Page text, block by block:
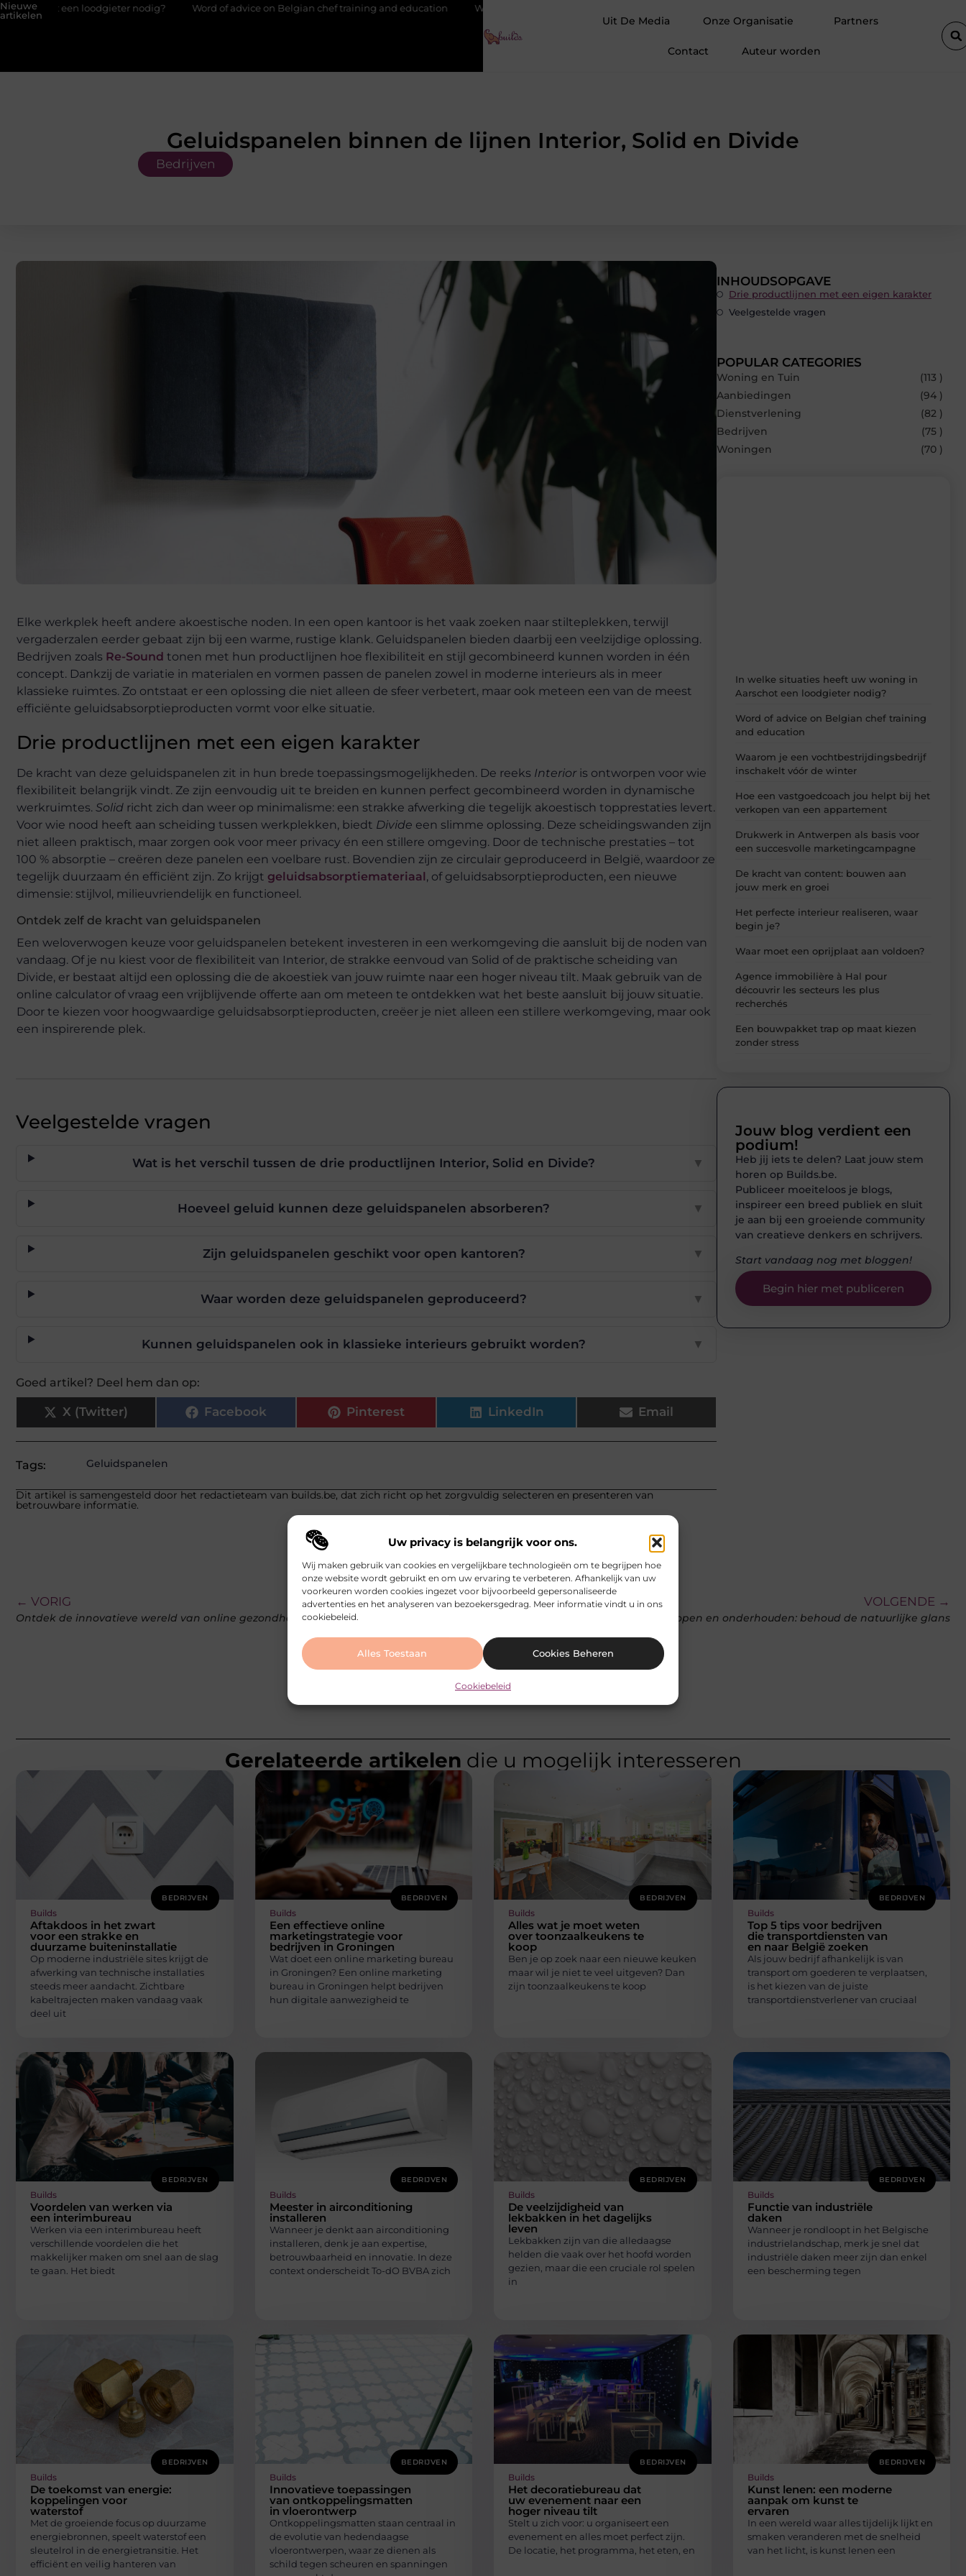
Uw privacy is belangrijk voor ons.
Wij maken gebruik van cookies en vergelijkbare technologieën om te begrijpen hoe
onze website wordt gebruikt en om uw ervaring te verbeteren. Afhankelijk van uw
voorkeuren worden cookies ingezet voor bijvoorbeeld gepersonaliseerde
advertenties en het analyseren van bezoekersgedrag. Meer informatie vindt u in ons
cookiebeleid.
Alles Toestaan Cookies Beheren
Cookiebeleid
Nieuwe
artikelen
nodig? Word of advice on Belgian chef training and education Waarom je een vochtbestrijdingsbedrijf inschakelt vóór de winter
Uit De Media Onze Organisatie Partners
Contact Auteur worden
Geluidspanelen binnen de lijnen Interior, Solid en Divide
Bedrijven
Elke werkplek heeft andere akoestische noden. In een open kantoor is het vaak zoeken naar stilteplekken, terwijl
vergaderzalen eerder gebaat zijn bij een warme, rustige klank. Geluidspanelen bieden daarbij een veelzijdige oplossing.
Bedrijven zoals Re-Sound tonen met hun productlijnen hoe flexibiliteit en stijl gecombineerd kunnen worden in één
concept. Dankzij de variatie in materialen en vormen passen de panelen zowel in moderne interieurs als in meer
klassieke ruimtes. Zo ontstaat er een oplossing die niet alleen de sfeer verbetert, maar ook meteen een van de meest
efficiënte geluidsabsorptieproducten vormt voor elke situatie.
Drie productlijnen met een eigen karakter
De kracht van deze geluidspanelen zit in hun brede toepassingsmogelijkheden. De reeks Interior is ontworpen voor wie
flexibiliteit belangrijk vindt. Ze zijn eenvoudig uit te breiden en kunnen perfect gecombineerd worden in dynamische
werkruimtes. Solid richt zich dan weer op minimalisme: een strakke afwerking die tegelijk akoestisch topprestaties levert.
Voor wie nood heeft aan scheiding tussen werkplekken, biedt Divide een slimme oplossing. Deze scheidingswanden zijn
niet alleen praktisch, maar zorgen ook voor meer privacy én een stillere omgeving. Door de technische prestaties – tot
100 % absorptie – creëren deze panelen een voelbare rust. Bovendien zijn ze circulair geproduceerd in België, waardoor ze
tegelijk duurzaam én efficiënt zijn. Zo krijgt geluidsabsorptiemateriaal, of geluidsabsorptieproducten, een nieuwe
dimensie: stijlvol, milieuvriendelijk en functioneel.
Ontdek zelf de kracht van geluidspanelen
Een weloverwogen keuze voor geluidspanelen betekent investeren in een werkomgeving die aansluit bij de noden van
vandaag. Of je nu kiest voor de flexibiliteit van Interior, de strakke eenvoud van Solid of de praktische scheiding van
Divide, er bestaat altijd een oplossing die de akoestiek van jouw ruimte naar een hoger niveau tilt. Maak gebruik van de
online calculator of vraag een vrijblijvende offerte aan om meteen te ontdekken wat het beste aansluit bij jouw situatie.
Door te kiezen voor hoogwaardige geluidsabsorptieproducten, creëer je niet alleen een stillere werkomgeving, maar ook
een inspirerende plek.
Veelgestelde vragen
Wat is het verschil tussen de drie productlijnen Interior, Solid en Divide? ▼
Hoeveel geluid kunnen deze geluidspanelen absorberen? ▼
Zijn geluidspanelen geschikt voor open kantoren? ▼
Waar worden deze geluidspanelen geproduceerd? ▼
Kunnen geluidspanelen ook in klassieke interieurs gebruikt worden? ▼
Goed artikel? Deel hem dan op:
X (Twitter) Facebook Pinterest LinkedIn Email
Tags: Geluidspanelen
Dit artikel is samengesteld door het redactieteam van builds.be, dat zich richt op het zorgvuldig selecteren en presenteren van
betrouwbare informatie.
INHOUDSOPGAVE
Drie productlijnen met een eigen karakter
Veelgestelde vragen
POPULAR CATEGORIES
Woning en Tuin
(113 )
Aanbiedingen
(94 )
Dienstverlening
(82 )
Bedrijven
(75 )
Woningen
(70 )
In welke situaties heeft uw woning in
Aarschot een loodgieter nodig?
Word of advice on Belgian chef training
and education
Waarom je een vochtbestrijdingsbedrijf
inschakelt vóór de winter
Hoe een vastgoedcoach jou helpt bij het
verkopen van een appartement
Drukwerk in Antwerpen als basis voor
een succesvolle marketingcampagne
De kracht van content: bouwen aan
jouw merk en groei
Het perfecte interieur realiseren, waar
begin je?
Waar moet een oprijplaat aan voldoen?
Agence immobilière à Hal pour
découvrir les secteurs les plus
recherchés
Een bouwpakket trap op maat kiezen
zonder stress
Jouw blog verdient een
podium!
Heb jij iets te delen? Laat jouw stem
horen op Builds.be.
Publiceer moeiteloos je blogs,
inspireer een breed publiek en sluit
je aan bij een groeiende community
van creatieve denkers en schrijvers.
Start vandaag nog met bloggen!
Begin hier met publiceren
← VORIG
Ontdek de innovatieve wereld van online gezondheidszorg
VOLGENDE →
Parket kopen en onderhouden: behoud de natuurlijke glans
Gerelateerde artikelen die u mogelijk interesseren
BEDRIJVEN
Builds
Aftakdoos in het zwart
voor een strakke en
duurzame buiteninstallatie
Op moderne industriële sites krijgt de
afwerking van technische installaties
steeds meer aandacht. Zichtbare
kabeltrajecten maken vandaag vaak
deel uit
BEDRIJVEN
Builds
Een effectieve online
marketingstrategie voor
bedrijven in Groningen
Wat doet een online marketing bureau
in Groningen? Een online marketing
bureau in Groningen helpt bedrijven
hun digitale aanwezigheid te
BEDRIJVEN
Builds
Alles wat je moet weten
over toonzaalkeukens te
koop
Ben je op zoek naar een nieuwe keuken
maar wil je niet te veel uitgeven? Dan
zijn toonzaalkeukens te koop
BEDRIJVEN
Builds
Top 5 tips voor bedrijven
die transportdiensten van
en naar België zoeken
Als jouw bedrijf afhankelijk is van
transport om goederen te verplaatsen,
is het kiezen van de juiste
transportdienstverlener van cruciaal
BEDRIJVEN
Builds
Voordelen van werken via
een interimbureau
Werken via een interimbureau heeft
verschillende voordelen die het
makkelijker maken om snel aan de slag
te gaan. Het biedt
BEDRIJVEN
Builds
Meester in airconditioning
installeren
Wanneer je denkt aan airconditioning
installeren, denk je aan expertise,
betrouwbaarheid en innovatie. In deze
context onderscheidt To-dO BVBA zich
BEDRIJVEN
Builds
De veelzijdigheid van
lekbakken in het dagelijks
leven
Lekbakken zijn van die alledaagse
helden die vaak over het hoofd worden
gezien, maar die een cruciale rol spelen
in
BEDRIJVEN
Builds
Functie van industriële
daken
Wanneer je rondloopt in het Belgische
industrielandschap, merk je snel dat
industriële daken meer zijn dan enkel
een bescherming tegen
BEDRIJVEN
Builds
De toekomst van energie:
koppelingen voor
waterstof
Met de groeiende focus op duurzame
energiebronnen, speelt waterstof een
sleutelrol in de energietransitie. Het
efficiënt en veilig hanteren van
BEDRIJVEN
Builds
Innovatieve toepassingen
van ontkoppelingsmatten
in vloerontwerp
Ontkoppelingsmatten staan centraal in
de evolutie van hedendaagse
vloerontwerpen, waar ze dienen als
schild tegen scheuren en spanningen
BEDRIJVEN
Builds
Het decoratiebureau dat
uw evenement naar een
hoger niveau tilt
Stelt u zich voor: u organiseert een
evenement en alles moet perfect zijn.
De locatie, het programma, het eten, en
BEDRIJVEN
Builds
Kunst lenen: een moderne
aanpak om kunst te
ervaren
In een wereld waar alles tijdelijk lijkt en
smaken veranderen met de snelheid
van het licht, is kunst lenen een